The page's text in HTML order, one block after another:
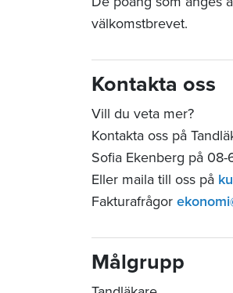
välkomstbrevet.
Kontakta oss
Vill du veta mer?
Kontakta oss på
Sofia Ekenberg på
Eller maila till oss på
Fakturafrågor
Målgrupp